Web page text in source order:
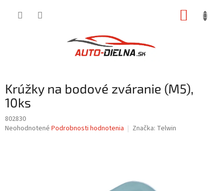
Krúžky na bodové zváranie (M5),
10ks
802830
Priemerné
Neohodnotené Podrobnosti hodnotenia Značka: Telwin